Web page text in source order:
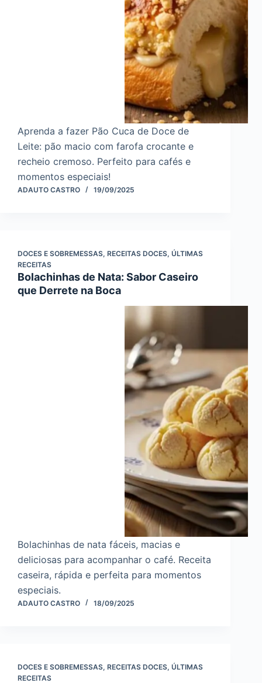
Aprenda a fazer Pão Cuca de Doce de
Leite: pão macio com farofa crocante e
recheio cremoso. Perfeito para cafés e
momentos especiais!
ADAUTO CASTRO 19/09/2025
DOCES E SOBREMESSAS, RECEITAS DOCES, ÚLTIMAS
RECEITAS
Bolachinhas de Nata: Sabor Caseiro
que Derrete na Boca
Bolachinhas de nata fáceis, macias e
deliciosas para acompanhar o café. Receita
caseira, rápida e perfeita para momentos
especiais.
ADAUTO CASTRO 18/09/2025
DOCES E SOBREMESSAS, RECEITAS DOCES, ÚLTIMAS
RECEITAS